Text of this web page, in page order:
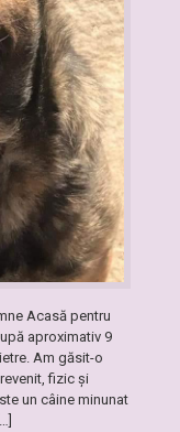
Acasă pentru
aproximativ 9
Am găsit-o
fizic și
un câine minunat